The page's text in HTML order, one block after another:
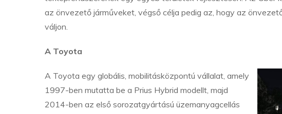
az önvezető járműveket, végső célja pedig az, hogy az
váljon.
A Toyota
A Toyota egy globális, mobilitásközpontú vállalat, amely
1997-ben mutatta be a Prius Hybrid modellt, majd
2014-ben az első sorozatgyártású üzemanyagcellás